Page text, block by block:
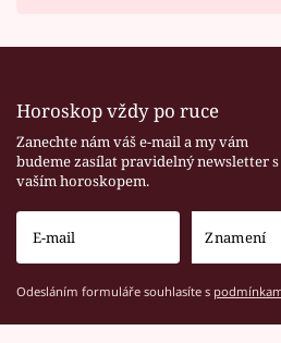
Horoskop vždy po ruce
Zanechte nám váš e-mail a my vám
budeme zasílat pravidelný newsletter s
vaším horoskopem.
Odesláním formuláře souhlasíte s